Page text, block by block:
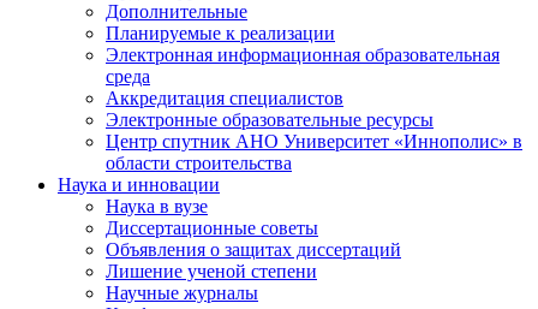
Дополнительные
Планируемые к реализации
Электронная информационная образовательная
среда
Аккредитация специалистов
Электронные образовательные ресурсы
Центр спутник АНО Университет «Иннополис» в
области строительства
Наука и инновации
Наука в вузе
Диссертационные советы
Объявления о защитах диссертаций
Лишение ученой степени
Научные журналы